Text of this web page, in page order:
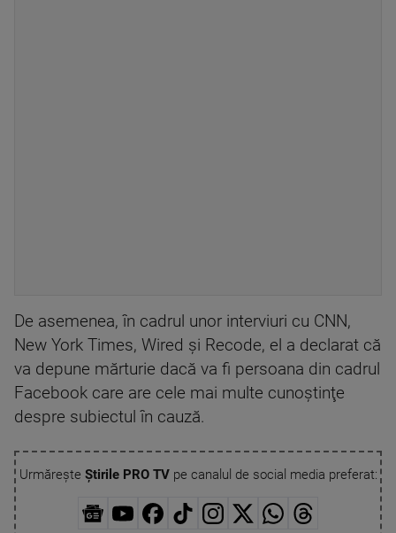
De asemenea, în cadrul unor interviuri cu CNN,
New York Times, Wired şi Recode, el a declarat că
va depune mărturie dacă va fi persoana din cadrul
Facebook care are cele mai multe cunoştinţe
despre subiectul în cauză.
Urmărește Știrile PRO TVpe canalul de social media preferat: